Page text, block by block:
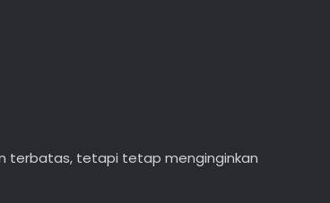
terbatas, tetapi tetap menginginkan